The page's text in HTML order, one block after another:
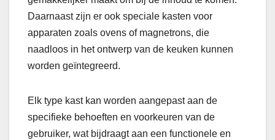
Daarnaast zijn er ook speciale kasten voor
apparaten zoals ovens of magnetrons, die
naadloos in het ontwerp van de keuken kunnen
worden geïntegreerd.
Elk type kast kan worden aangepast aan de
specifieke behoeften en voorkeuren van de
gebruiker, wat bijdraagt aan een functionele en